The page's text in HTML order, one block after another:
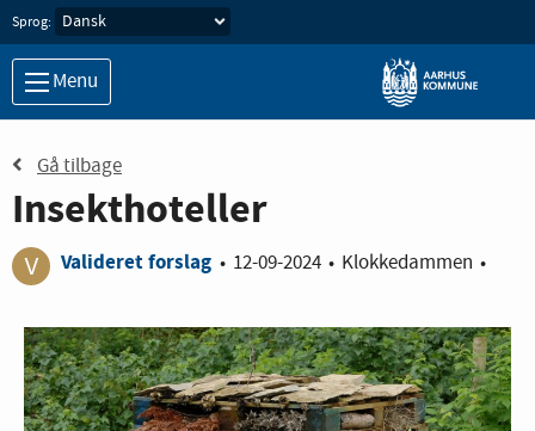
Sprog:
Menu
Gå tilbage
Insekthoteller
Valideret forslag • 12-09-2024 • Klokkedammen •